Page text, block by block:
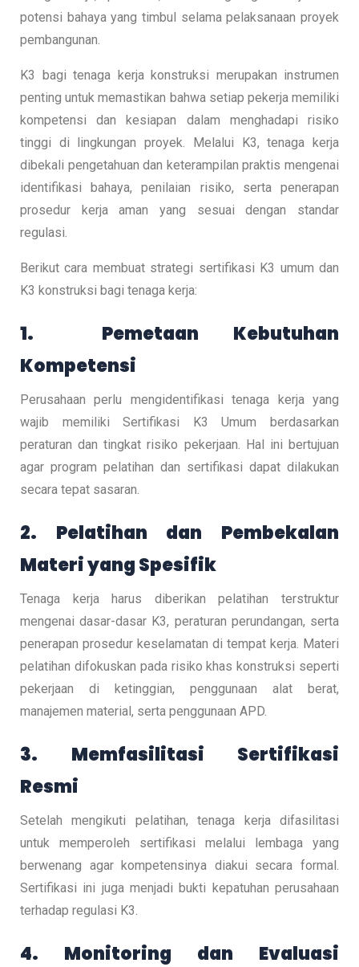
potensi bahaya yang timbul selama pelaksanaan proyek
pembangunan.
K3 bagi tenaga kerja konstruksi merupakan instrumen
penting untuk memastikan bahwa setiap pekerja memiliki
kompetensi dan kesiapan dalam menghadapi risiko
tinggi di lingkungan proyek. Melalui K3, tenaga kerja
dibekali pengetahuan dan keterampilan praktis mengenai
identifikasi bahaya, penilaian risiko, serta penerapan
prosedur kerja aman yang sesuai dengan standar
regulasi.
Berikut cara membuat strategi sertifikasi K3 umum dan
K3 konstruksi bagi tenaga kerja:
1. Pemetaan Kebutuhan
Kompetensi
Perusahaan perlu mengidentifikasi tenaga kerja yang
wajib memiliki Sertifikasi K3 Umum berdasarkan
peraturan dan tingkat risiko pekerjaan. Hal ini bertujuan
agar program pelatihan dan sertifikasi dapat dilakukan
secara tepat sasaran.
2. Pelatihan dan Pembekalan
Materi yang Spesifik
Tenaga kerja harus diberikan pelatihan terstruktur
mengenai dasar-dasar K3, peraturan perundangan, serta
penerapan prosedur keselamatan di tempat kerja. Materi
pelatihan difokuskan pada risiko khas konstruksi seperti
pekerjaan di ketinggian, penggunaan alat berat,
manajemen material, serta penggunaan APD.
3. Memfasilitasi Sertifikasi
Resmi
Setelah mengikuti pelatihan, tenaga kerja difasilitasi
untuk memperoleh sertifikasi melalui lembaga yang
berwenang agar kompetensinya diakui secara formal.
Sertifikasi ini juga menjadi bukti kepatuhan perusahaan
terhadap regulasi K3.
4. Monitoring dan Evaluasi